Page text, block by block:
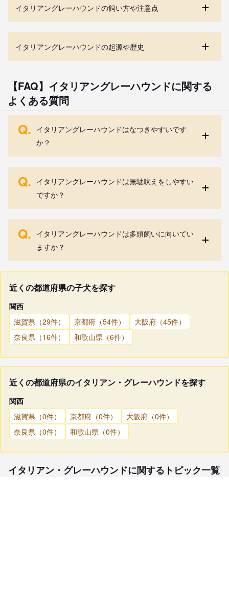
イタリアングレーハウンドの飼い方や注意点
イタリアングレーハウンドの起源や歴史
【FAQ】イタリアングレーハウンドに関する
よくある質問
Q. イタリアングレーハウンドはなつきやすいです
か？
Q. イタリアングレーハウンドは無駄吠えをしやすい
ですか？
Q. イタリアングレーハウンドは多頭飼いに向いてい
ますか？
近くの都道府県の子犬を探す
関西
滋賀県（29件）
京都府（54件）
大阪府（45件）
奈良県（16件）
和歌山県（6件）
近くの都道府県のイタリアン・グレーハウンドを探す
関西
滋賀県（0件）
京都府（0件）
大阪府（0件）
奈良県（0件）
和歌山県（0件）
イタリアン・グレーハウンドに関するトピック一覧